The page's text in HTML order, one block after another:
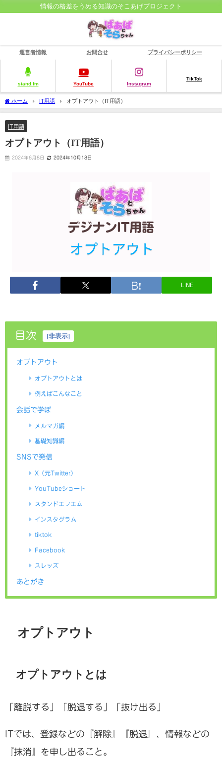
情報の格差をうめる知識のそこあげプロジェクト
運営者情報 お問合せ プライバシーポリシー
stand.fm YouTube Instagram
TikTok
ホーム IT用語 オプトアウト（IT用語）
IT用語
オプトアウト（IT用語）
2024年6月8日 2024年10月18日
LINE
目次 [非表示]
オプトアウト
オプトアウトとは
例えばこんなこと
会話で学ぼ
メルマガ編
基礎知識編
SNSで発信
X（元Twitter）
YouTubeショート
スタンドエフエム
インスタグラム
tiktok
Facebook
スレッズ
あとがき
オプトアウト
オプトアウトとは
「離脱する」「脱退する」「抜け出る」
ITでは、登録などの『解除』『脱退』、情報などの
『抹消』を申し出ること。